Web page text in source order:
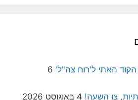
הקוד האתי ל'רוח צה"ל' 6
צו השעה! 4 באוגוסט 2026